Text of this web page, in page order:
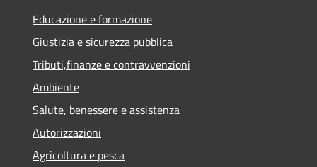
Educazione e formazione
Giustizia e sicurezza pubblica
Tributi,finanze e contravvenzioni
Ambiente
Salute, benessere e assistenza
Autorizzazioni
Agricoltura e pesca